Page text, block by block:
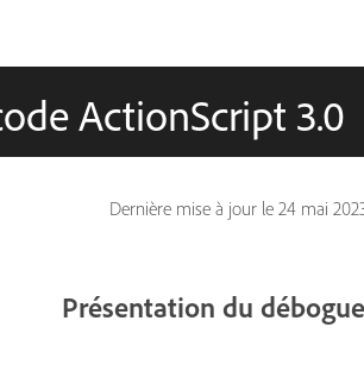
ActionScript 3.0
Dernière mise à jour le 24 mai
Présentation du